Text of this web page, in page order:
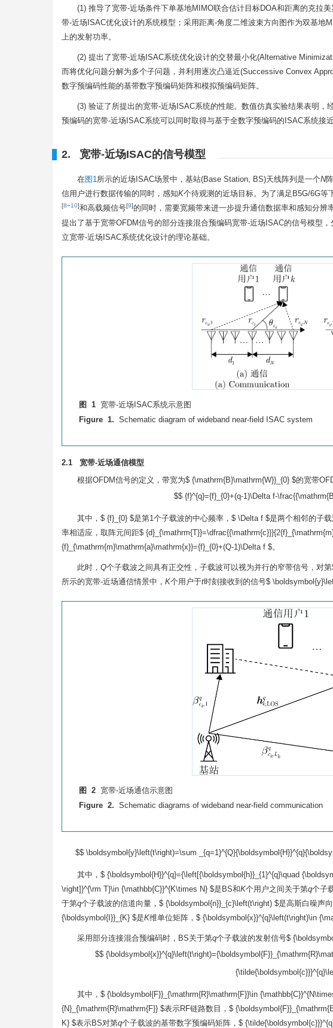
(1) 推导了宽带-近场条件下单基地MIMO联合估计目标DOA和距离的克拉
带-近场ISAC优化设计的系统模型；采用距离-角度二维波束方向图作为双基
上的发射功率。
(2) 提出了宽带-近场ISAC系统优化设计的交替最小化(Alternative
而将优化问题分解为多个子问题，并利用逐次凸逼近(Successive Convex
数字预编码性能的基带数字预编码矩阵和模拟预编码矩阵。
(3) 验证了所提出的宽带-近场ISAC系统的性能。数值仿真实验结果表明
预编码的宽带-近场ISAC系统可以同时取得与基于全数字预编码的ISAC系统接
2. 宽带-近场ISAC的信号模型
在图1所示的近场ISAC场景中，基站(Base Station, BS)天线阵列是一个N
信用户进行数据传输的同时，感知K个待观测的近场目标。为了满足B5G/6G等
[8−10]和高载频信号[9]的同时，需要宽频带来进一步提升通信数据率和感知分
提出了基于宽带OFDM信号的部分连接混合预编码宽带-近场ISAC的信号模型
立宽带-近场ISAC系统优化设计的理论基础。
图 1 宽带-近场ISAC系统示意图
Figure 1. Schematic diagram of wideband near-field ISAC system
2.1 宽带-近场通信模型
根据OFDM信号的定义，带宽为$ {\mathrm{B}\mathrm{W}}_{0} $的宽带
$$ {f}^{q}={f}_{0}+(q-1)\Delta f-
其中，$ {f}_{0} $是第1个子载波的中心频率，$ \Delta f $是两个相邻的子
率相适应，取阵元间距$
{f}_{\mathrm{m}\mathrm{a}\mathrm{x}}={f}_{0}+(Q-1)\Delta f $。
此时， Q个子载波之间具有正交性，子载波可以视为并行的窄带信号，对
所示的宽带-近场通信情景中， K个用户于t时刻接收到的信号$
图 2 宽带-近场通信示意图
Figure 2. Schematic diagrams of wideband near-field communication
$$ \boldsymbol{y}\left(t\right)=\sum
其中，$ {\boldsymbol{H}}^{q}={\left[{\boldsymbol{h}}_{1}^{q}\quad
\right]}^{\rm T}\in {\mathbb{C}}^{K\times N} $是BS和K个用户之间关于第q个子
于第q个子载波的信道向量，$ {\boldsymbol{n}}_{c}\left(t\right) $是高斯白噪声
{\boldsymbol{I}}_{K} $是K维单位矩阵，$ {\boldsymbol{x}}^{q}\left(t\right)\in
采用部分连接混合预编码时，BS关于第q个子载波的发射信号$
$$
其中，$ {\boldsymbol{F}}_{\mathrm{R}\mathrm{F}}\in
{N}_{\mathrm{R}\mathrm{F}} $表示RF链路数目，$
K} $表示BS对第q个子载波的基带数字预编码矩阵，$